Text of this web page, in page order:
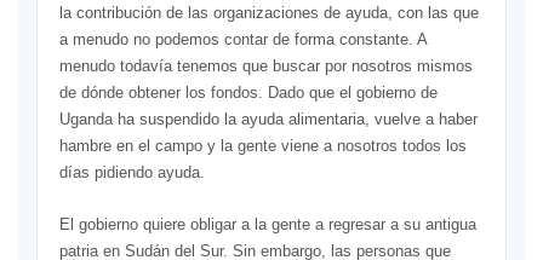
la contribución de las organizaciones de ayuda, con las que
a menudo no podemos contar de forma constante. A
menudo todavía tenemos que buscar por nosotros mismos
de dónde obtener los fondos. Dado que el gobierno de
Uganda ha suspendido la ayuda alimentaria, vuelve a haber
hambre en el campo y la gente viene a nosotros todos los
días pidiendo ayuda.
El gobierno quiere obligar a la gente a regresar a su antigua
patria en Sudán del Sur. Sin embargo, las personas que